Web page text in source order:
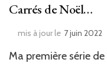
Carrés de Noël…
mis à jour le 7 juin 2022
Ma première série